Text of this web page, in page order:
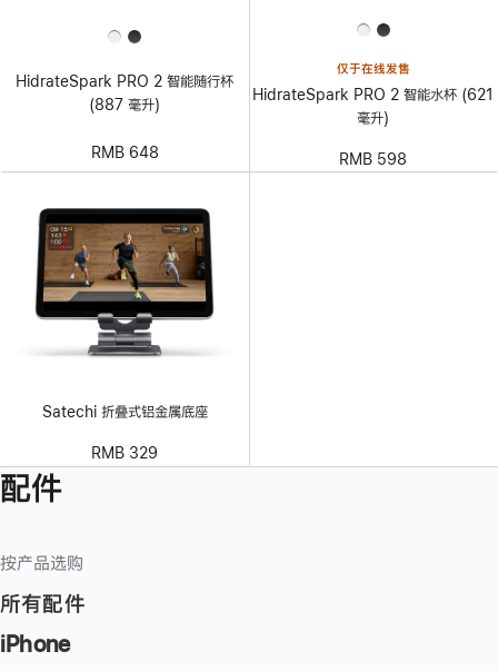
HidrateSpark PRO 2 智能随行杯
(887 毫升)
RMB 648
仅于在线发售
HidrateSpark PRO 2 智能水杯 (621
毫升)
RMB 598
Satechi 折叠式铝金属底座
RMB 329
配件
按产品选购
所有配件
iPhone